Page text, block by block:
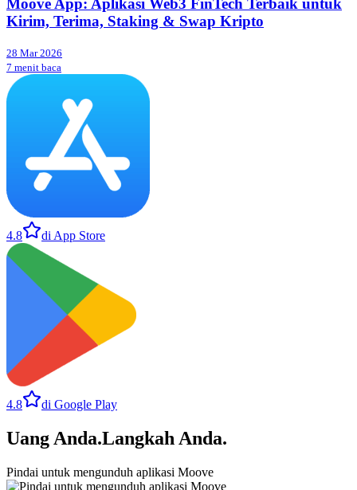
Moove App: Aplikasi Web3 FinTech Terbaik untuk
Kirim, Terima, Staking & Swap Kripto
28 Mar 2026
7 menit baca
4.8 di App Store
4.8 di Google Play
Uang Anda.Langkah Anda.
Pindai untuk mengunduh aplikasi Moove